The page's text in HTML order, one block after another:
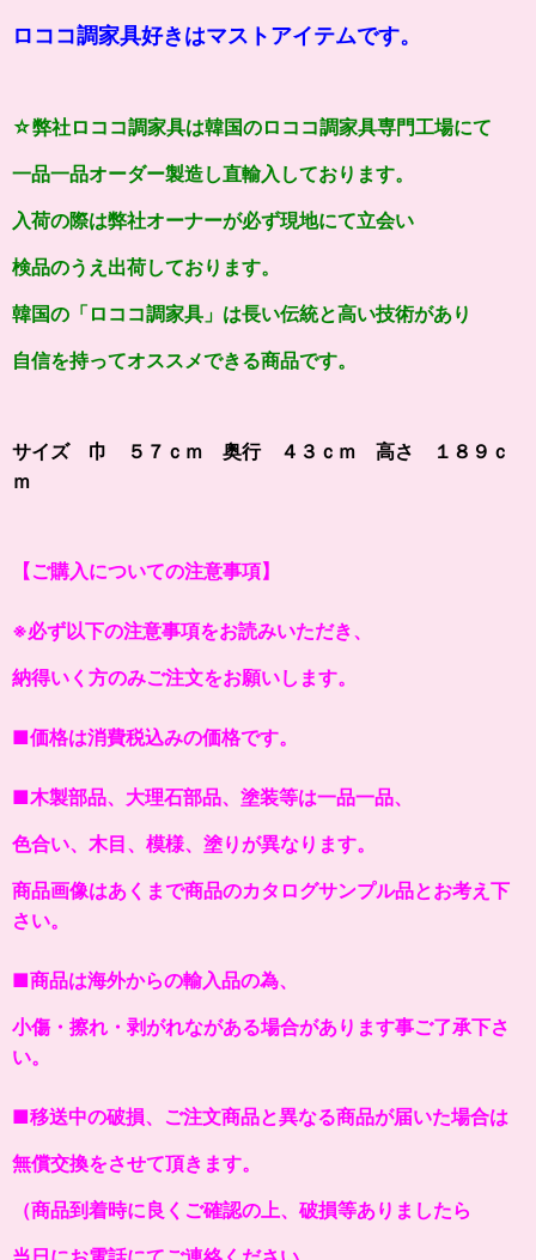
ロココ調家具好きはマストアイテムです。
☆弊社ロココ調家具は韓国のロココ調家具専門工場にて
一品一品オーダー製造し直輸入しております。
入荷の際は弊社オーナーが必ず現地にて立会い
検品のうえ出荷しております。
韓国の「ロココ調家具」は長い伝統と高い技術があり
自信を持ってオススメできる商品です。
サイズ 巾 ５７ｃｍ 奥行 ４３ｃｍ 高さ １８９ｃ
ｍ
【ご購入についての注意事項】
※必ず以下の注意事項をお読みいただき、
納得いく方のみご注文をお願いします。
■価格は消費税込みの価格です。
■木製部品、大理石部品、塗装等は一品一品、
色合い、木目、模様、塗りが異なります。
商品画像はあくまで商品のカタログサンプル品とお考え下
さい。
■商品は海外からの輸入品の為、
小傷・擦れ・剥がれながある場合があります事ご了承下さ
い。
■移送中の破損、ご注文商品と異なる商品が届いた場合は
無償交換をさせて頂きます。
（商品到着時に良くご確認の上、破損等ありましたら